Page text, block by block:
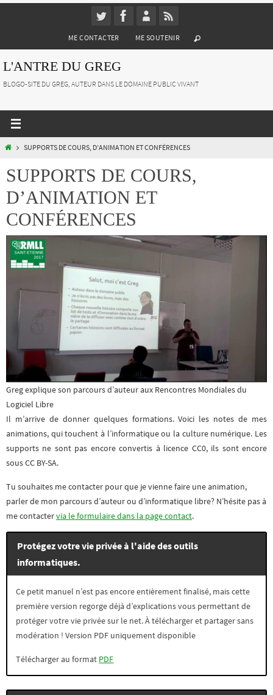
ME CONTACTER ME SOUTENIR
L'ANTRE DU GREG
BLOGO-SITE DU GREG, AUTEUR DANS LE DOMAINE PUBLIC VIVANT
HOMESUPPORTS DE COURS, D’ANIMATION ET CONFÉRENCES
SUPPORTS DE COURS,
D’ANIMATION ET
CONFÉRENCES
Greg explique son parcours d’auteur aux Rencontres Mondiales du
Logiciel Libre
Il m’arrive de donner quelques formations. Voici les notes de mes
animations, qui touchent à l’informatique ou la culture numérique. Les
supports ne sont pas encore convertis à licence CC0, ils sont encore
sous CC BY-SA.
Tu souhaites me contacter pour que je vienne faire une animation,
parler de mon parcours d’auteur ou d’informatique libre? N’hésite pas à
me contactervia le formulaire dans la page contact.
Protégez votre vie privée à l'aide des outils
informatiques.
Ce petit manuel n’est pas encore entièrement finalisé, mais cette
première version regorge déjà d’explications vous permettant de
protéger votre vie privée sur le net. À télécharger et partager sans
modération ! Version PDF uniquement disponible
Télécharger au format PDF